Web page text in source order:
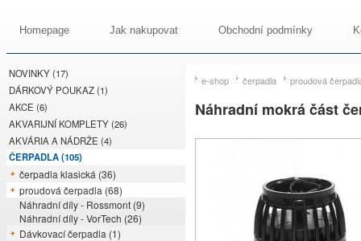
Homepage Jak nakupovat Obchodní podmínky
NOVINKY (17)
DÁRKOVÝ POUKAZ (1)
AKCE (6)
AKVARIJNÍ KOMPLETY (26)
AKVÁRIA A NÁDRŽE (4)
ČERPADLA (105)
čerpadla klasická (36)
proudová čerpadla (68)
Náhradní díly - Rossmont (9)
Náhradní díly - VorTech (26)
Dávkovací čerpadla (1)
e-shop čerpadla proudová
Náhradní mokrá část